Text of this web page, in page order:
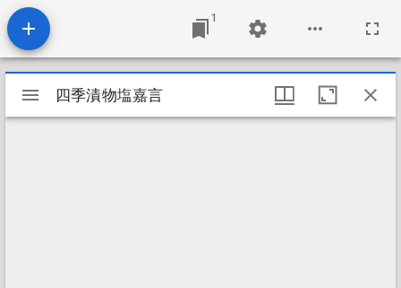
1
Mirador
ビ
四季漬物塩嘉言
四季漬物塩嘉言